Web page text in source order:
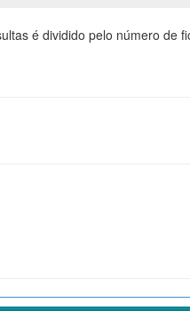
é dividido pelo número de